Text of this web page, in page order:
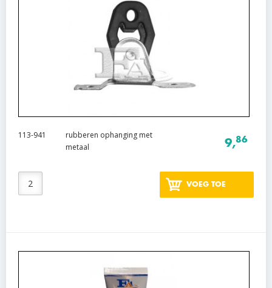
113-941
rubberen ophanging met
metaal
9,86
VOEG TOE